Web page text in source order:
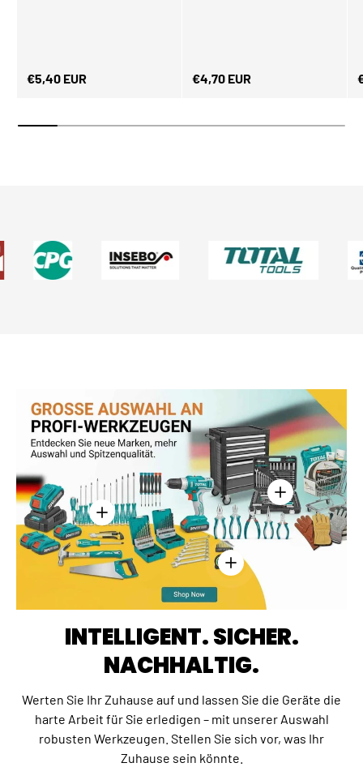
Normaler Preis
€5,40 EUR Normaler Preis
€4,70 EUR
Einzelheiten anzeigen -
Einzelheiten anzeigen -
Einzelheiten
INTELLIGENT. SICHER.
NACHHALTIG.
Werten Sie Ihr Zuhause auf und lassen Sie die Geräte die
harte Arbeit für Sie erledigen – mit unserer Auswahl
robusten Werkzeugen. Stellen Sie sich vor, was Ihr
Zuhause sein könnte.